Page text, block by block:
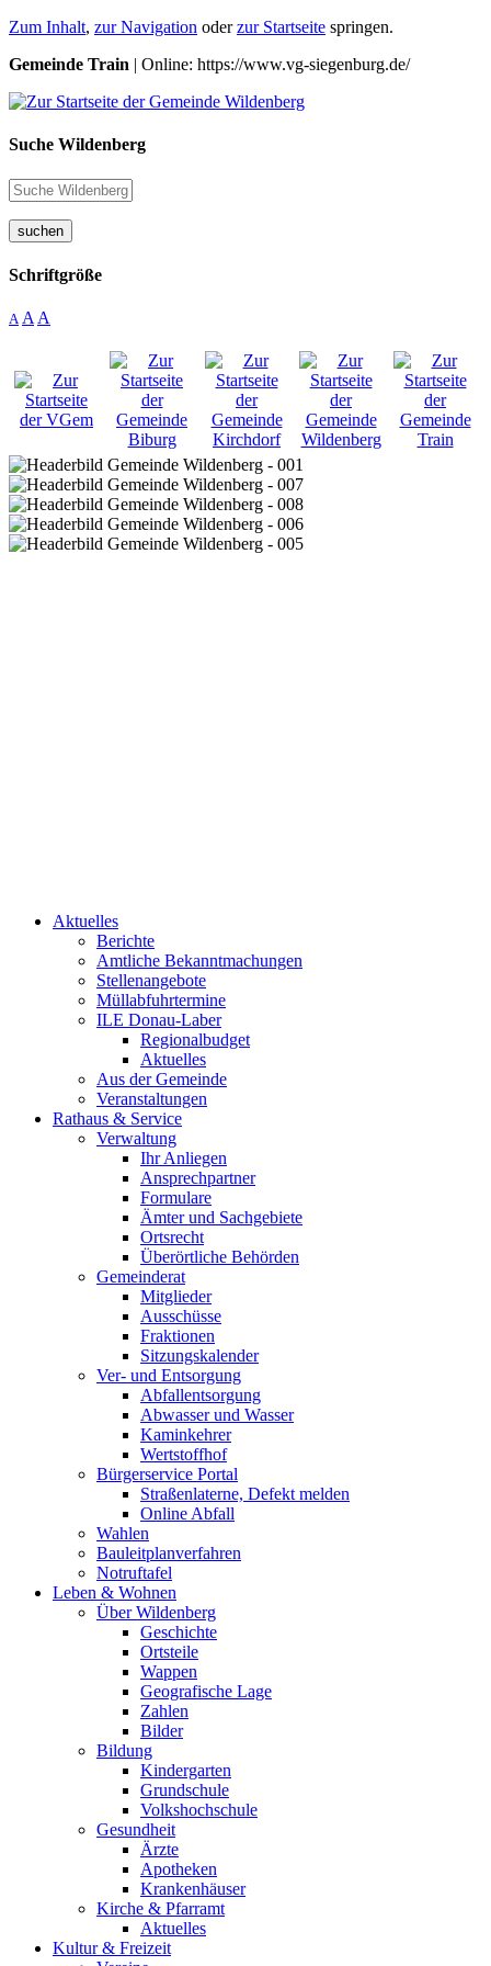
Zum Inhalt, zur Navigation oderzur Startseite springen.
Gemeinde Train | Online: https://www.vg-siegenburg.de/
Suche Wildenberg
suchen
Schriftgröße
A A A
Aktuelles
Berichte
Amtliche Bekanntmachungen
Stellenangebote
Müllabfuhrtermine
ILE Donau-Laber
Regionalbudget
Aktuelles
Aus der Gemeinde
Veranstaltungen
Rathaus & Service
Verwaltung
Ihr Anliegen
Ansprechpartner
Formulare
Ämter und Sachgebiete
Ortsrecht
Überörtliche Behörden
Gemeinderat
Mitglieder
Ausschüsse
Fraktionen
Sitzungskalender
Ver- und Entsorgung
Abfallentsorgung
Abwasser und Wasser
Kaminkehrer
Wertstoffhof
Bürgerservice Portal
Straßenlaterne, Defekt melden
Online Abfall
Wahlen
Bauleitplanverfahren
Notruftafel
Leben & Wohnen
Über Wildenberg
Geschichte
Ortsteile
Wappen
Geografische Lage
Zahlen
Bilder
Bildung
Kindergarten
Grundschule
Volkshochschule
Gesundheit
Ärzte
Apotheken
Krankenhäuser
Kirche & Pfarramt
Aktuelles
Kultur & Freizeit